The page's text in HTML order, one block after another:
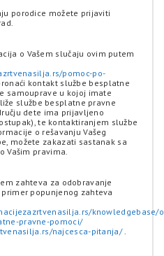
porodice možete prijaviti
o Vašem slučaju ovim putem
pomoc-po-
kontakt službe besplatne
samouprave u kojoj imate
službe besplatne pravne
dete ima prijavljeno
te kontaktiranjem službe
o rešavanju Vašeg
možete zakazati sastanak sa
Vašim pravima.
zahteva za odobravanje
popunjenog zahteva
knowledgebase/
pravne-pomoci/
najcesca-pitanja/.